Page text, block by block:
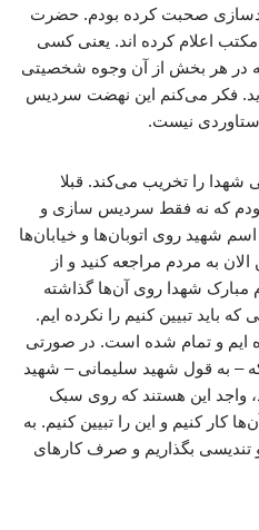
صحبت کرده بودم. حضرت
مکتب اعلام کرده اند. یعنی کسی
در هر بخش از آن وجوه شخصیتی
فکر می‌کنم این نهضت سردیس
نیست.
را تخریب می‌کند. قبلا
که نه فقط سردیس سازی و
شهید روی اتوبان‌ها و خیابان‌ها
به مردم مراجعه کنید و از
مبارک شهدا روی آن‌ها گذاشته
تبیین کنیم را نکرده ایم.
ایم و تمام شده است. در صورتی
– به قول شهید سلیمانی – شهید
واجد این هستند که روی سبک
کار کنیم و این را تبیین کنیم. به
بگذاریم و صرف کارهای